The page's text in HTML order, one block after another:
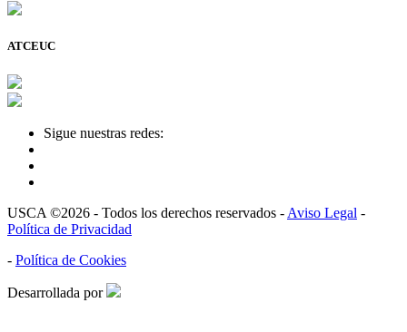
ATCEUC
Sigue nuestras redes:
USCA ©2026 - Todos los derechos reservados - Aviso Legal -
Política de Privacidad
- Política de Cookies
Desarrollada por